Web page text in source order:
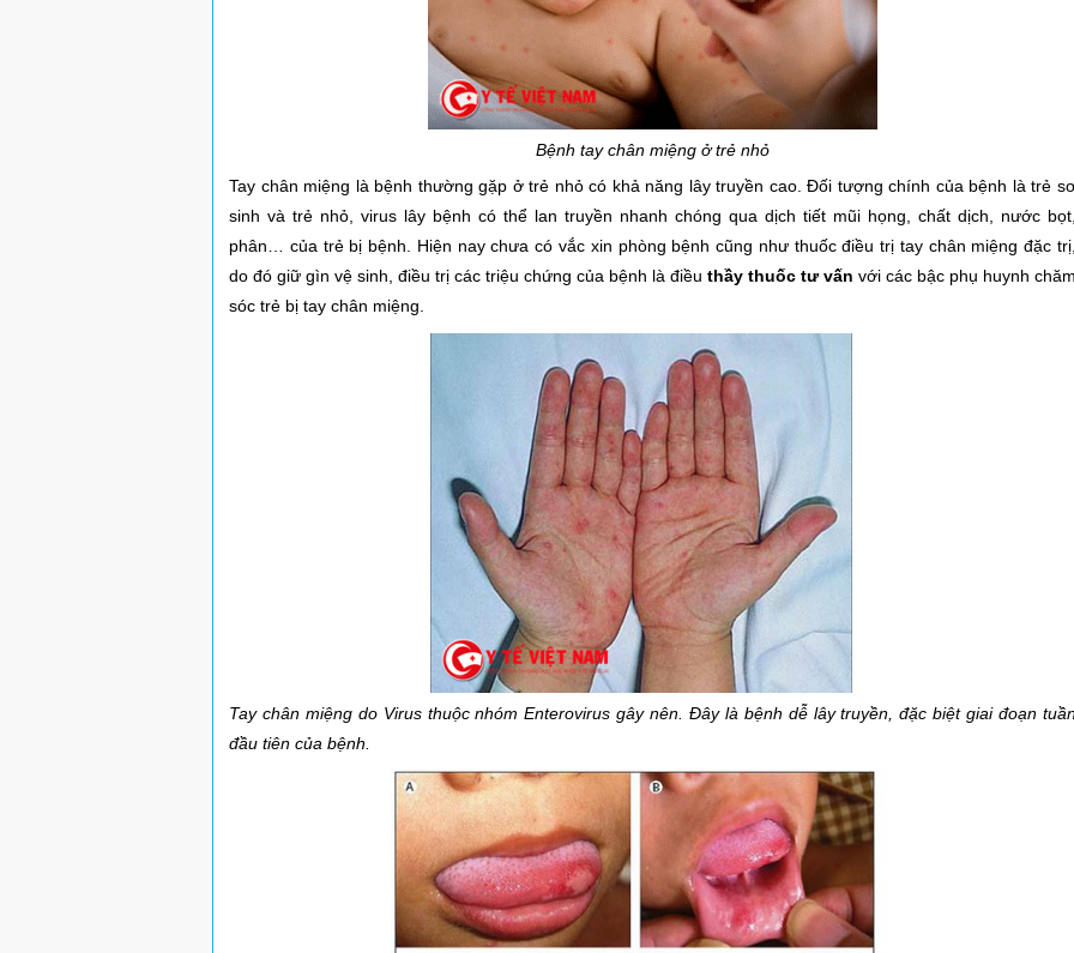
Bệnh tay chân miệng ở trẻ nhỏ
Tay chân miệng là bệnh thường gặp ở trẻ nhỏ có khả năng lây truyền cao. Đối tượng chính của bệnh là trẻ
sinh và trẻ nhỏ, virus lây bệnh có thể lan truyền nhanh chóng qua dịch tiết mũi họng, chất dịch, nước
phân… của trẻ bị bệnh. Hiện nay chưa có vắc xin phòng bệnh cũng như thuốc điều trị tay chân miệng đặc
do đó giữ gìn vệ sinh, điều trị các triệu chứng của bệnh là điều thầy thuốc tư vấn với các bậc phụ huynh
sóc trẻ bị tay chân miệng.
Tay chân miệng do Virus thuộc nhóm Enterovirus gây nên. Đây là bệnh dễ lây truyền, đặc biệt giai đoạn
đầu tiên của bệnh.